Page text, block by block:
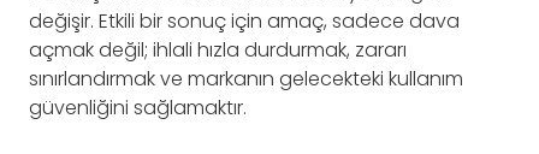
değişir. Etkili bir sonuç için amaç, sadece dava
açmak değil; ihlali hızla durdurmak, zararı
sınırlandırmak ve markanın gelecekteki kullanım
güvenliğini sağlamaktır.